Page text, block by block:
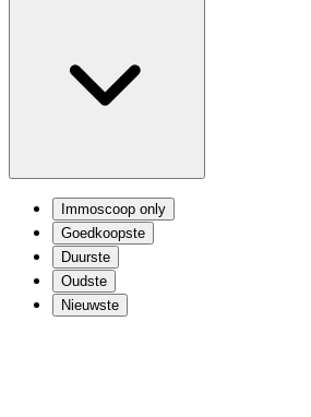
Immoscoop only
Goedkoopste
Duurste
Oudste
Nieuwste